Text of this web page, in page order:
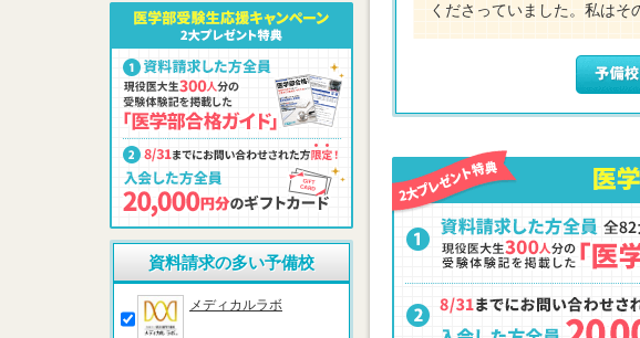
くださっていました。私はそ
資料請求の多い予備校
メディカルラボ